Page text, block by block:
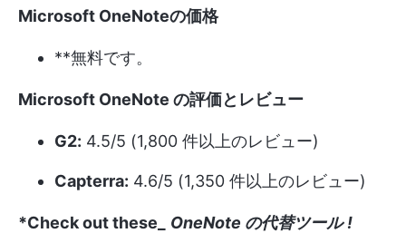
Microsoft OneNoteの価格
**無料です。
Microsoft OneNote の評価とレビュー
G2: 4.5/5 (1,800 件以上のレビュー)
Capterra: 4.6/5 (1,350 件以上のレビュー)
*Check out these_ OneNote の代替ツール !